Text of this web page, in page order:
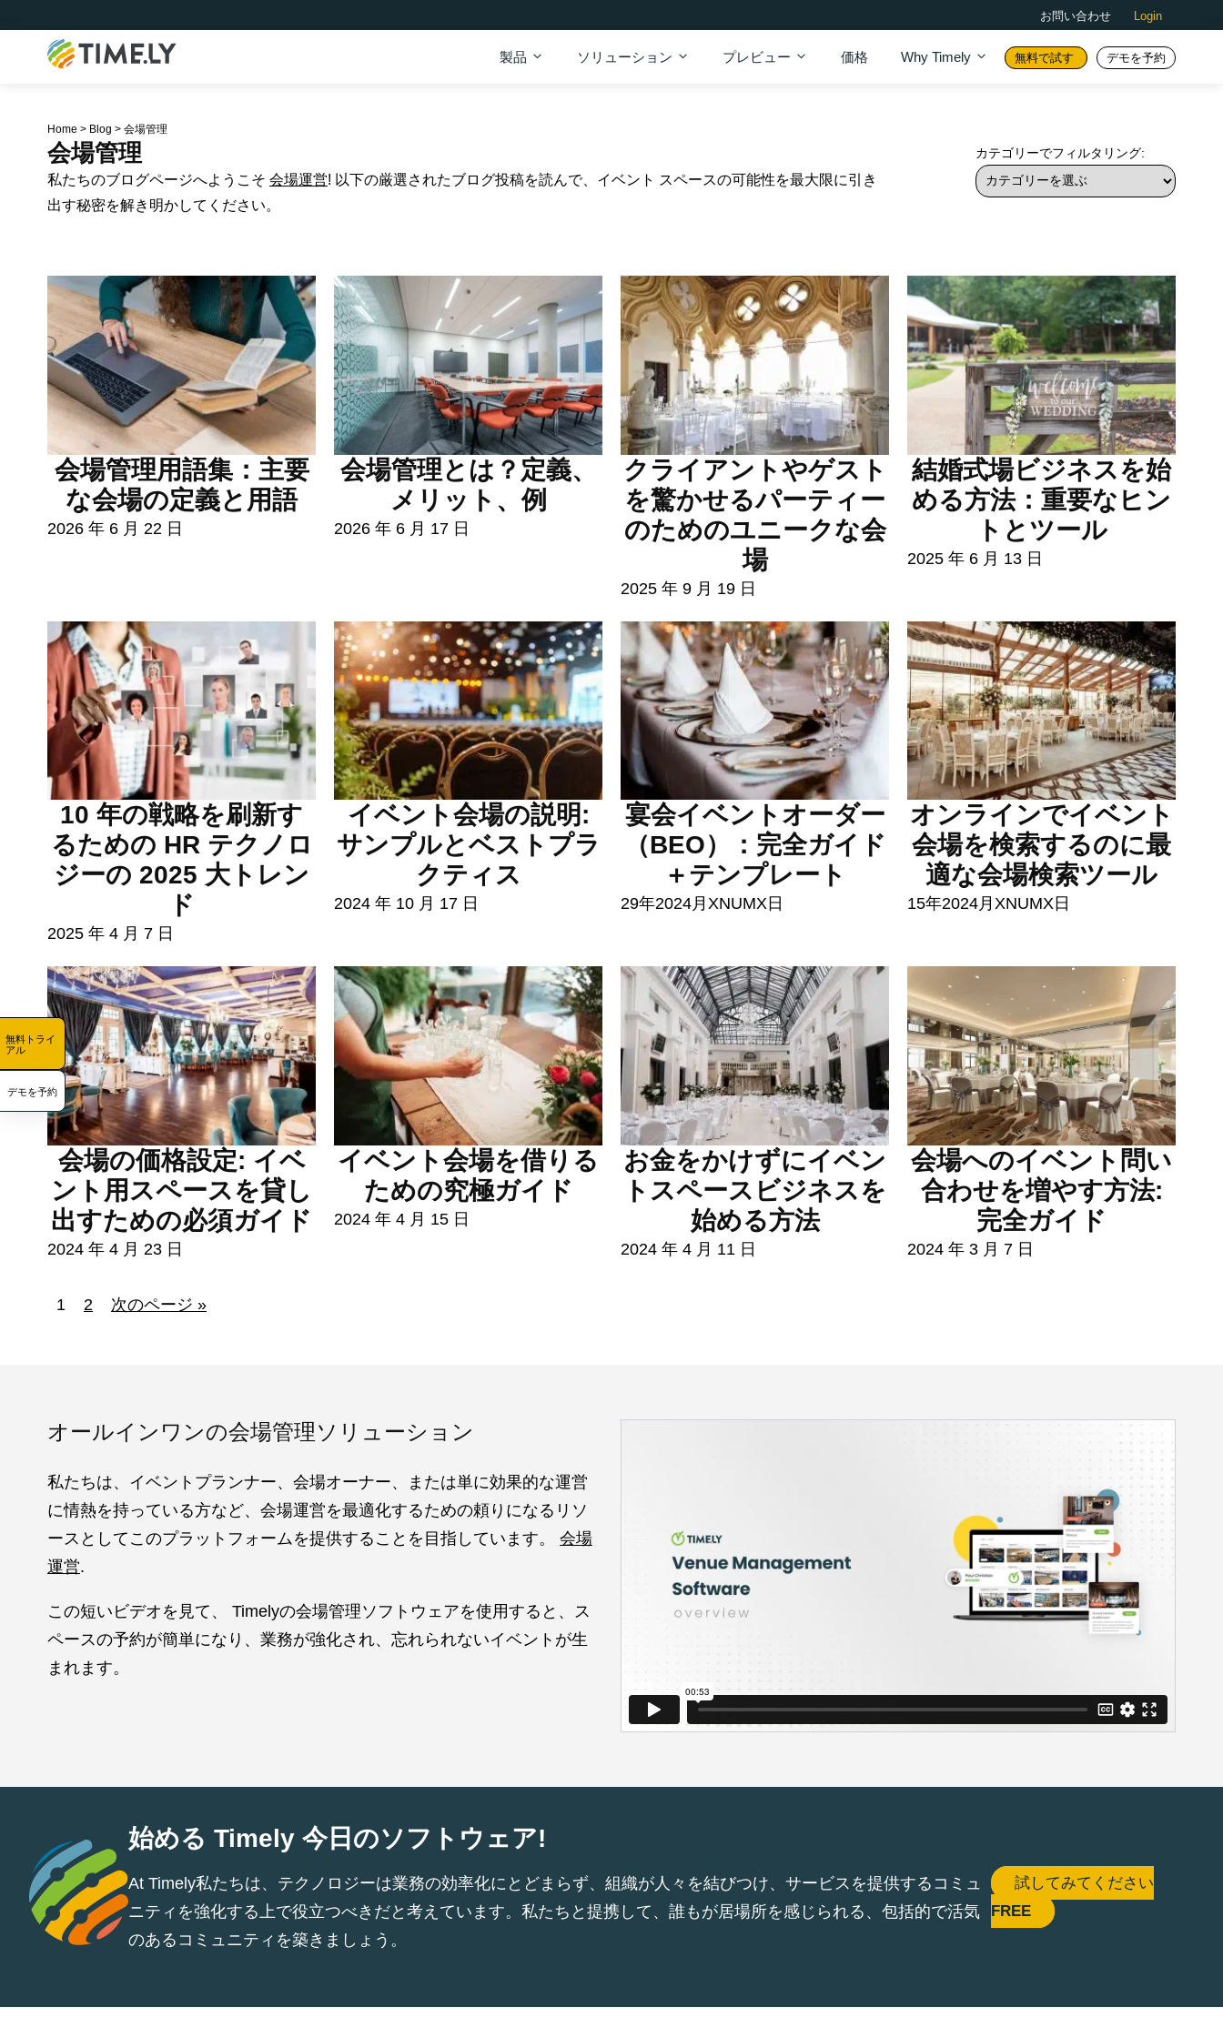
お問い合わせ Login
Timely
製品 ソリューション プレビュー 価格 Why Timely 無料で試す デモを予約
無料トライ
アル
デモを予約
Home > Blog > 会場管理
会場管理
私たちのブログページへようこそ 会場運営! 以下の厳選されたブログ投稿を読んで、イベント スペースの可能性を最大限に引き
出す秘密を解き明かしてください。
カテゴリーでフィルタリング:
会場管理用語集：主要
な会場の定義と用語
2026 年 6 月 22 日
会場管理とは？定義、
メリット、例
2026 年 6 月 17 日
クライアントやゲスト
を驚かせるパーティー
のためのユニークな会
場
2025 年 9 月 19 日
結婚式場ビジネスを始
める方法：重要なヒン
トとツール
2025 年 6 月 13 日
10 年の戦略を刷新す
るための HR テクノロ
ジーの 2025 大トレン
ド
2025 年 4 月 7 日
イベント会場の説明:
サンプルとベストプラ
クティス
2024 年 10 月 17 日
宴会イベントオーダー
（BEO）：完全ガイド
＋テンプレート
29年2024月XNUMX日
オンラインでイベント
会場を検索するのに最
適な会場検索ツール
15年2024月XNUMX日
会場の価格設定: イベ
ント用スペースを貸し
出すための必須ガイド
2024 年 4 月 23 日
イベント会場を借りる
ための究極ガイド
2024 年 4 月 15 日
お金をかけずにイベン
トスペースビジネスを
始める方法
2024 年 4 月 11 日
会場へのイベント問い
合わせを増やす方法:
完全ガイド
2024 年 3 月 7 日
1 2 次のページ »
オールインワンの会場管理ソリューション
私たちは、イベントプランナー、会場オーナー、または単に効果的な運営
に情熱を持っている方など、会場運営を最適化するための頼りになるリソ
ースとしてこのプラットフォームを提供することを目指しています。 会場
運営.
この短いビデオを見て、 Timelyの会場管理ソフトウェアを使用すると、ス
ペースの予約が簡単になり、業務が強化され、忘れられないイベントが生
まれます。
始める Timely 今日のソフトウェア!
At Timely私たちは、テクノロジーは業務の効率化にとどまらず、組織が人々を結びつけ、サービスを提供するコミュ
ニティを強化する上で役立つべきだと考えています。私たちと提携して、誰もが居場所を感じられる、包括的で活気
のあるコミュニティを築きましょう。
試してみてください
FREE